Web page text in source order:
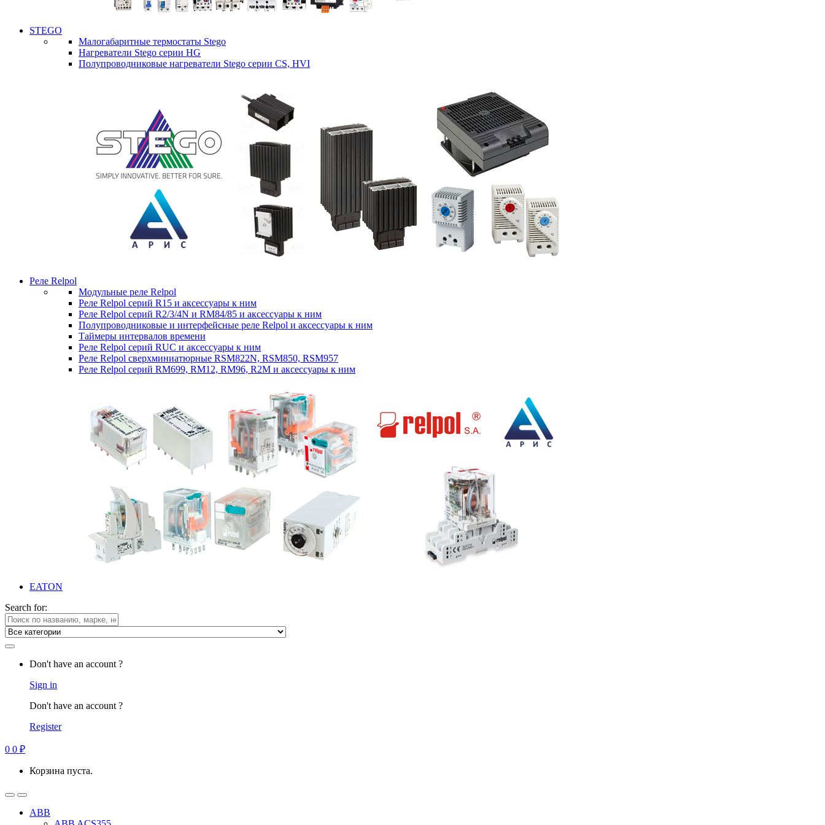
STEGO
Малогабаритные термостаты Stego
Нагреватели Stego серии HG
Полупроводниковые нагреватели Stego серии CS, HVI
Реле Relpol
Модульные реле Relpol
Реле Relpol серий R15 и аксессуары к ним
Реле Relpol серий R2/3/4N и RM84/85 и аксессуары к ним
Полупроводниковые и интерфейсные реле Relpol и аксессуары к ним
Таймеры интервалов времени
Реле Relpol серий RUC и аксессуары к ним
Реле Relpol сверхминиатюрные RSM822N, RSM850, RSM957
Реле Relpol серий RM699, RM12, RM96, R2M и аксессуары к ним
EATON
Search for:
Don't have an account ?
Sign in
Don't have an account ?
Register
0 0 ₽
Корзина пуста.
ABB